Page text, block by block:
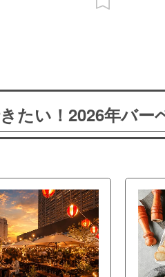
たい！2026年バー